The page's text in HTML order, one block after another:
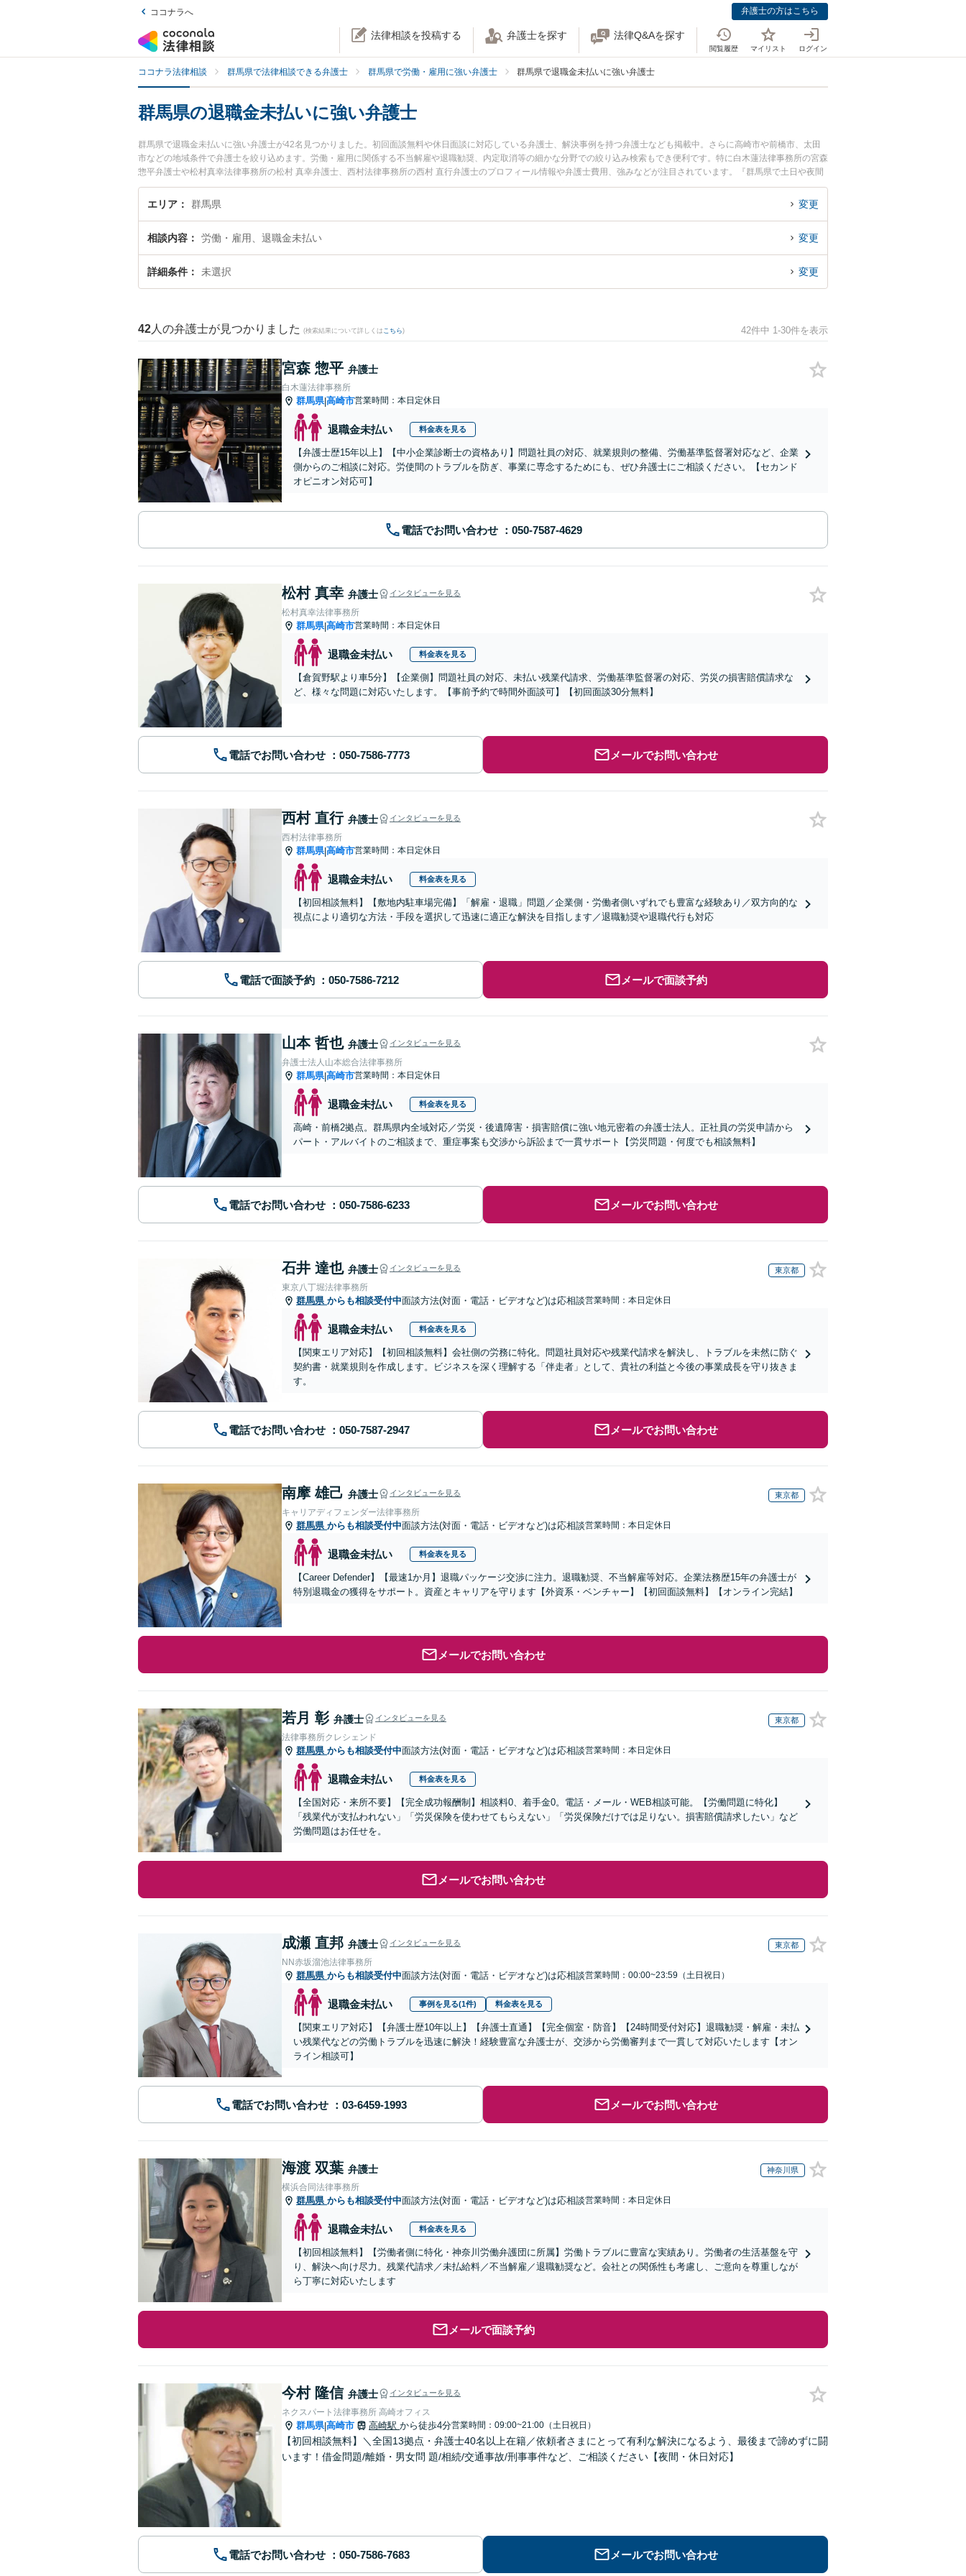
ココナラへ 弁護士の方はこちら
法律相談を投稿する 弁護士を探す 法律Q&Aを探す
閲覧履歴 マイリスト ログイン
ココナラ法律相談 群馬県で法律相談できる弁護士 群馬県で労働・雇用に強い弁護士 群馬県で退職金未払いに強い弁護士
群馬県の退職金未払いに強い弁護士
群馬県で退職金未払いに強い弁護士が42名見つかりました。初回面談無料や休日面談に対応している弁護士、解決事例を持つ弁護士なども掲載中。さらに高崎市や前橋市、太田
市などの地域条件で弁護士を絞り込めます。労働・雇用に関係する不当解雇や退職勧奨、内定取消等の細かな分野での絞り込み検索もでき便利です。特に白木蓮法律事務所の宮森
惣平弁護士や松村真幸法律事務所の松村 真幸弁護士、西村法律事務所の西村 直行弁護士のプロフィール情報や弁護士費用、強みなどが注目されています。『群馬県で土日や夜間
に発生した退職金未払いのトラブルを今すぐに弁護士に相談したい』『退職金未払いのトラブル解決の実績豊富な近くの弁護士を検索したい』『初回相談無料で退職金未払いを法
律相談できる群馬県内の弁護士に相談予約したい』などでお困りの相談者さんにおすすめです。
エリア 群馬県 変更
相談内容 労働・雇用、退職金未払い 変更
詳細条件 未選択 変更
42 人の弁護士が見つかりました (検索結果について詳しくは こちら) 42件中 1-30件を表示
宮森 惣平 弁護士
白木蓮法律事務所
群馬県|高崎市営業時間：本日定休日
退職金未払い 料金表を見る
【弁護士歴15年以上】【中小企業診断士の資格あり】問題社員の対応、就業規則の整備、労働基準監督署対応など、企業
側からのご相談に対応。労使間のトラブルを防ぎ、事業に専念するためにも、ぜひ弁護士にご相談ください。【セカンド
オピニオン対応可】
電話でお問い合わせ
松村 真幸 弁護士 インタビューを見る
松村真幸法律事務所
群馬県|高崎市営業時間：本日定休日
退職金未払い 料金表を見る
【倉賀野駅より車5分】【企業側】問題社員の対応、未払い残業代請求、労働基準監督署の対応、労災の損害賠償請求な
ど、様々な問題に対応いたします。【事前予約で時間外面談可】【初回面談30分無料】
電話でお問い合わせ メールでお問い合わせ
西村 直行 弁護士 インタビューを見る
西村法律事務所
群馬県|高崎市営業時間：本日定休日
退職金未払い 料金表を見る
【初回相談無料】【敷地内駐車場完備】「解雇・退職」問題／企業側・労働者側いずれでも豊富な経験あり／双方向的な
視点により適切な方法・手段を選択して迅速に適正な解決を目指します／退職勧奨や退職代行も対応
電話で面談予約 メールで面談予約
山本 哲也 弁護士 インタビューを見る
弁護士法人山本総合法律事務所
群馬県|高崎市営業時間：本日定休日
退職金未払い 料金表を見る
高崎・前橋2拠点。群馬県内全域対応／労災・後遺障害・損害賠償に強い地元密着の弁護士法人。正社員の労災申請から
パート・アルバイトのご相談まで、重症事案も交渉から訴訟まで一貫サポート【労災問題・何度でも相談無料】
電話でお問い合わせ メールでお問い合わせ
石井 達也 弁護士 インタビューを見る 東京都
東京八丁堀法律事務所
群馬県 からも相談受付中面談方法(対面・電話・ビデオなど)は応相談営業時間：本日定休日
退職金未払い 料金表を見る
【関東エリア対応】【初回相談無料】会社側の労務に特化。問題社員対応や残業代請求を解決し、トラブルを未然に防ぐ
契約書・就業規則を作成します。ビジネスを深く理解する「伴走者」として、貴社の利益と今後の事業成長を守り抜きま
す。
電話でお問い合わせ メールでお問い合わせ
南摩 雄己 弁護士 インタビューを見る 東京都
キャリアディフェンダー法律事務所
群馬県 からも相談受付中面談方法(対面・電話・ビデオなど)は応相談営業時間：本日定休日
退職金未払い 料金表を見る
【Career Defender】【最速1か月】退職パッケージ交渉に注力。退職勧奨、不当解雇等対応。企業法務歴15年の弁護士が
特別退職金の獲得をサポート。資産とキャリアを守ります【外資系・ベンチャー】【初回面談無料】【オンライン完結】
メールでお問い合わせ
若月 彰 弁護士 インタビューを見る 東京都
法律事務所クレシェンド
群馬県 からも相談受付中面談方法(対面・電話・ビデオなど)は応相談営業時間：本日定休日
退職金未払い 料金表を見る
【全国対応・来所不要】【完全成功報酬制】相談料0、着手金0。電話・メール・WEB相談可能。【労働問題に特化】
「残業代が支払われない」「労災保険を使わせてもらえない」「労災保険だけでは足りない。損害賠償請求したい」など
労働問題はお任せを。
メールでお問い合わせ
成瀬 直邦 弁護士 インタビューを見る 東京都
NN赤坂溜池法律事務所
群馬県 からも相談受付中面談方法(対面・電話・ビデオなど)は応相談営業時間：00:00~23:59（土日祝日）
退職金未払い 事例を見る(1件) 料金表を見る
【関東エリア対応】【弁護士歴10年以上】【弁護士直通】【完全個室・防音】【24時間受付対応】退職勧奨・解雇・未払
い残業代などの労働トラブルを迅速に解決！経験豊富な弁護士が、交渉から労働審判まで一貫して対応いたします【オン
ライン相談可】
電話でお問い合わせ メールでお問い合わせ
海渡 双葉 弁護士 神奈川県
横浜合同法律事務所
群馬県 からも相談受付中面談方法(対面・電話・ビデオなど)は応相談営業時間：本日定休日
退職金未払い 料金表を見る
【初回相談無料】【労働者側に特化・神奈川労働弁護団に所属】労働トラブルに豊富な実績あり。労働者の生活基盤を守
り、解決へ向け尽力。残業代請求／未払給料／不当解雇／退職勧奨など。会社との関係性も考慮し、ご意向を尊重しなが
ら丁寧に対応いたします
メールで面談予約
今村 隆信 弁護士 インタビューを見る
ネクスパート法律事務所 高崎オフィス
群馬県|高崎市 高崎駅 から徒歩4分営業時間：09:00~21:00（土日祝日）
【初回相談無料】＼全国13拠点・弁護士40名以上在籍／依頼者さまにとって有利な解決になるよう、最後まで諦めずに闘
います！借金問題/離婚・男女問 題/相続/交通事故/刑事事件など、ご相談ください【夜間・休日対応】
電話でお問い合わせ メールでお問い合わせ